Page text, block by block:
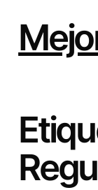
contenido